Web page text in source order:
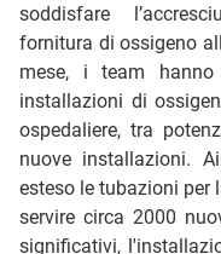
soddisfare
fornitura di ossigeno
mese, i team
installazioni di
ospedaliere, tra
nuove installazioni.
esteso le tubazioni per
servire circa 2000
significativi,